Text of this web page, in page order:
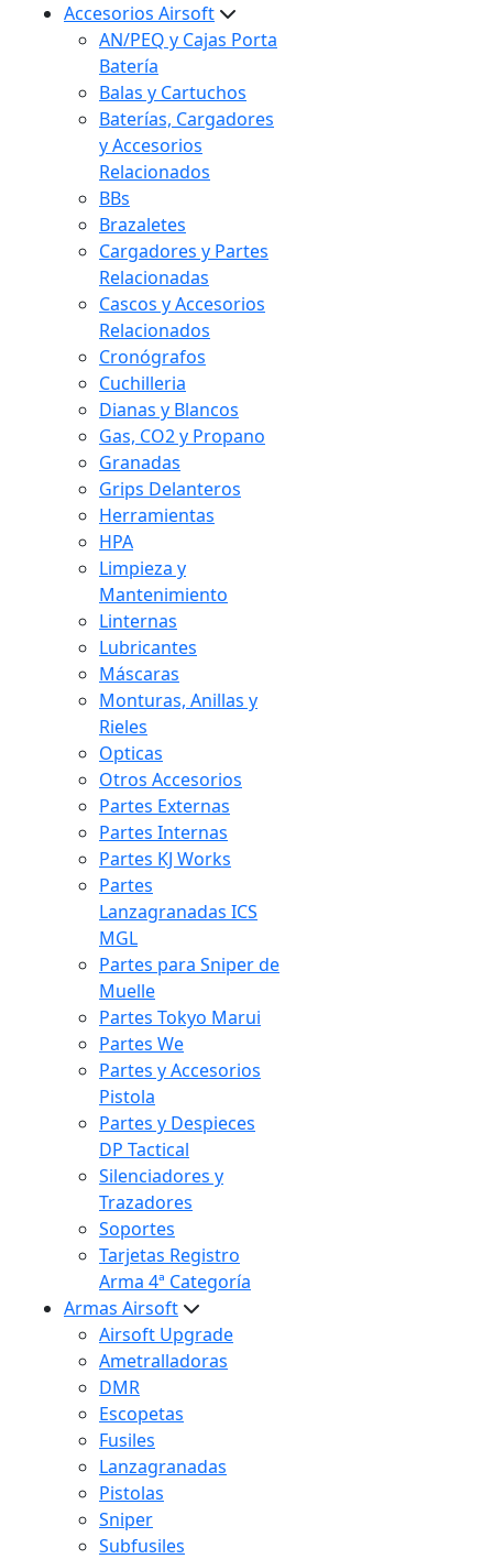
Accesorios Airsoft
AN/PEQ y Cajas Porta
Batería
Balas y Cartuchos
Baterías, Cargadores
y Accesorios
Relacionados
BBs
Brazaletes
Cargadores y Partes
Relacionadas
Cascos y Accesorios
Relacionados
Cronógrafos
Cuchilleria
Dianas y Blancos
Gas, CO2 y Propano
Granadas
Grips Delanteros
Herramientas
HPA
Limpieza y
Mantenimiento
Linternas
Lubricantes
Máscaras
Monturas, Anillas y
Rieles
Opticas
Otros Accesorios
Partes Externas
Partes Internas
Partes KJ Works
Partes
Lanzagranadas ICS
MGL
Partes para Sniper de
Muelle
Partes Tokyo Marui
Partes We
Partes y Accesorios
Pistola
Partes y Despieces
DP Tactical
Silenciadores y
Trazadores
Soportes
Tarjetas Registro
Arma 4ª Categoría
Armas Airsoft
Airsoft Upgrade
Ametralladoras
DMR
Escopetas
Fusiles
Lanzagranadas
Pistolas
Sniper
Subfusiles